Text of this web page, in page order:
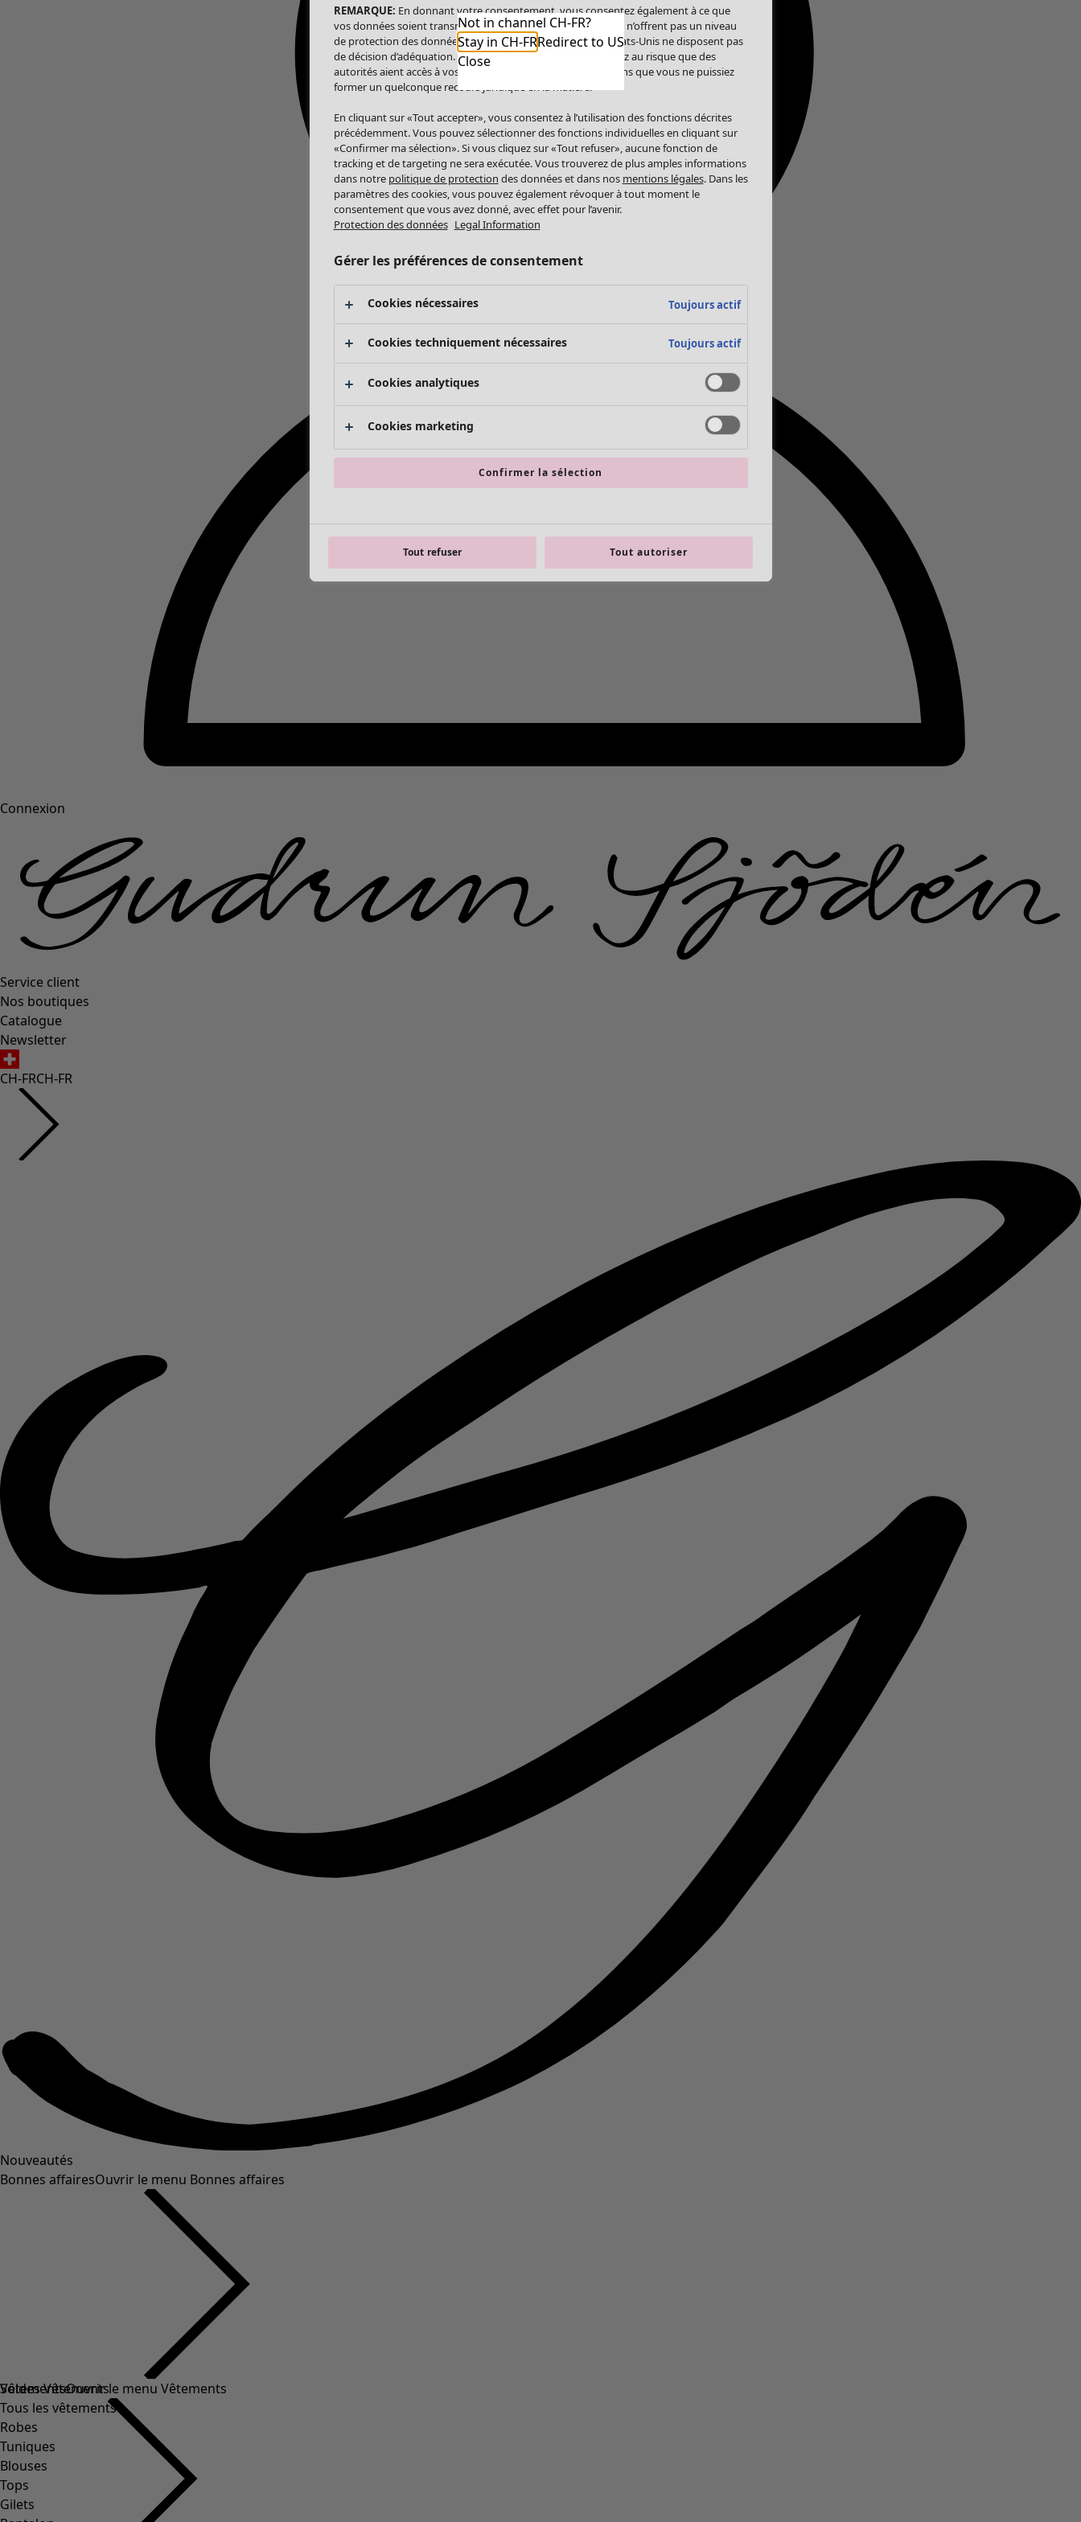
Connexion
Service client
Nos boutiques
Catalogue
Newsletter
CH-FRCH-FR
Nouveautés
Bonnes affairesOuvrir le menu Bonnes affaires
Soldes Vêtements
Tous les vêtements
Robes
Tuniques
Blouses
Tops
Gilets
VêtementsOuvrir le menu Vêtements
Not in channel CH-FR?
Stay in CH-FRRedirect to US
Close
REMARQUE: En donnant votre consentement, vous consentez également à ce que
vos données soient transmises aux États-Unis. Les États-Unis n’offrent pas un niveau
de protection des données comparable à celui de l’UE. Les États-Unis ne disposent pas
de décision d’adéquation. Par conséquent, vous vous exposez au risque que des
autorités aient accès à vos données à caractère personnel sans que vous ne puissiez
former un quelconque recours juridique en la matière.
En cliquant sur «Tout accepter», vous consentez à l’utilisation des fonctions décrites
précédemment. Vous pouvez sélectionner des fonctions individuelles en cliquant sur
«Confirmer ma sélection». Si vous cliquez sur «Tout refuser», aucune fonction de
tracking et de targeting ne sera exécutée. Vous trouverez de plus amples informations
dans notre politique de protection des données et dans nos mentions légales. Dans les
paramètres des cookies, vous pouvez également révoquer à tout moment le
consentement que vous avez donné, avec effet pour l’avenir.
Protection des données Legal Information
Gérer les préférences de consentement
Cookies nécessaires Toujours actif
Cookies techniquement nécessaires Toujours actif
Cookies analytiques
Cookies marketing
Confirmer la sélection
Tout refuser Tout autoriser